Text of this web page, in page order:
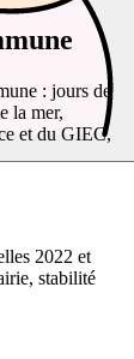
: jours de
la mer,
et du GIEC,
2022 et
stabilité